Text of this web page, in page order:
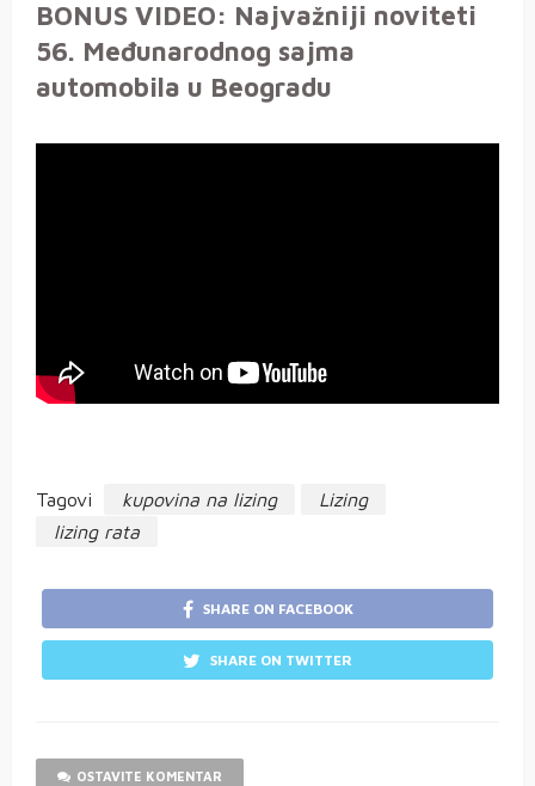
BONUS VIDEO: Najvažniji noviteti
56. Međunarodnog sajma
automobila u Beogradu
Tagovi kupovina na lizing
Lizing
lizing rata
SHARE ON FACEBOOK
SHARE ON TWITTER
OSTAVITE KOMENTAR